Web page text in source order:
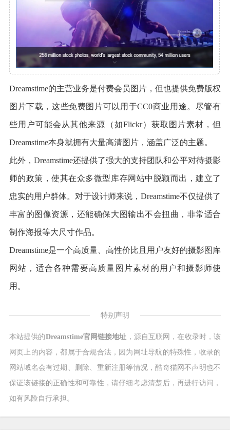
Dreamstime的主营业务是付费会员图片，但也提供免费版权
图片下载，这些免费图片可以用于CC0商业用途。尽管有
些用户可能会从其他来源（如Flickr）获取图片素材，但
Dreamstime本身就拥有大量高清图片，涵盖广泛的主题。
此外，Dreamstime还提供了强大的支持团队和公平对待摄影
师的政策，使其在众多微型库存网站中脱颖而出，建立了
忠实的用户群体。对于设计师来说，Dreamstime不仅提供了
丰富的图像资源，还能确保大图输出不会扭曲，非常适合
制作海报等大尺寸作品。
Dreamstime是一个高质量、高性价比且用户友好的摄影图库
网站，适合各种需要高质量图片素材的用户和摄影师使
用。
特别声明
本站提供的Dreamstime官网链接地址 ，源自互联网，在收录时，该
网页上的内容，都属于合规合法，因为网址导航的特殊性，收录的
网站域名会有过期、删除、重新注册等情况，酷奇猫网不声明也不
保证该链接的正确性和可靠性，请仔细考虑清楚后，再进行访问，
如有风险自行承担。